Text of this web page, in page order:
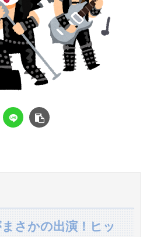
出演者から性被害
さかの出演！ヒッ